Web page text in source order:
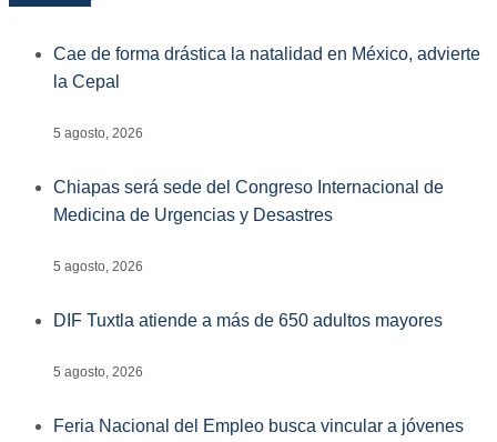
Cae de forma drástica la natalidad en México, advierte
la Cepal
5 agosto, 2026
Chiapas será sede del Congreso Internacional de
Medicina de Urgencias y Desastres
5 agosto, 2026
DIF Tuxtla atiende a más de 650 adultos mayores
5 agosto, 2026
Feria Nacional del Empleo busca vincular a jóvenes